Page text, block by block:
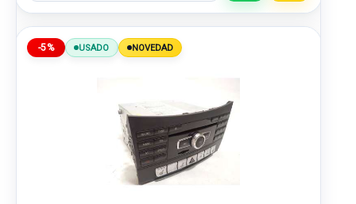
-5% USADO NOVEDAD